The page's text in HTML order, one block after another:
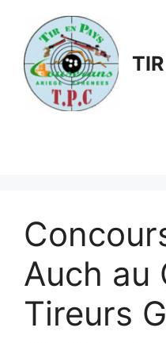
contenu
Auch au
Tireurs